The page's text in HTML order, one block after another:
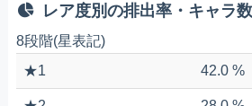
レア度別の排出率・キャラ数
8段階(星表記)
★1
42.0 %